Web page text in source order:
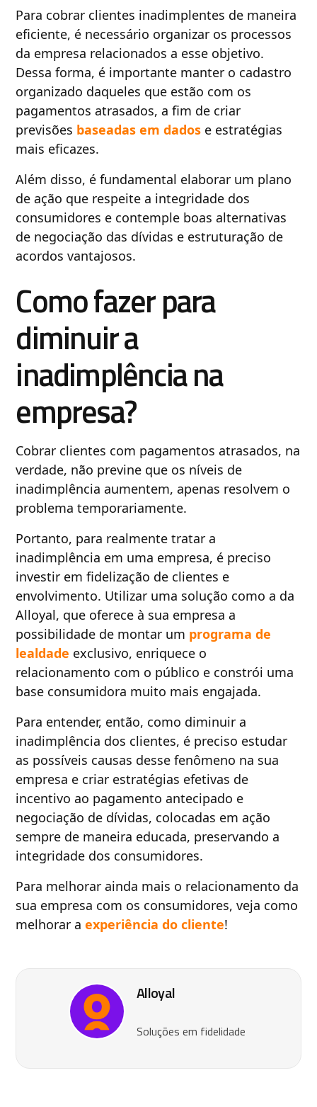
Para cobrar clientes inadimplentes de maneira
eficiente, é necessário organizar os processos
da empresa relacionados a esse objetivo.
Dessa forma, é importante manter o cadastro
organizado daqueles que estão com os
pagamentos atrasados, a fim de criar
previsões baseadas em dados e estratégias
mais eficazes.
Além disso, é fundamental elaborar um plano
de ação que respeite a integridade dos
consumidores e contemple boas alternativas
de negociação das dívidas e estruturação de
acordos vantajosos.
Como fazer para
diminuir a
inadimplência na
empresa?
Cobrar clientes com pagamentos atrasados, na
verdade, não previne que os níveis de
inadimplência aumentem, apenas resolvem o
problema temporariamente.
Portanto, para realmente tratar a
inadimplência em uma empresa, é preciso
investir em fidelização de clientes e
envolvimento. Utilizar uma solução como a da
Alloyal, que oferece à sua empresa a
possibilidade de montar um programa de
lealdade exclusivo, enriquece o
relacionamento com o público e constrói uma
base consumidora muito mais engajada.
Para entender, então, como diminuir a
inadimplência dos clientes, é preciso estudar
as possíveis causas desse fenômeno na sua
empresa e criar estratégias efetivas de
incentivo ao pagamento antecipado e
negociação de dívidas, colocadas em ação
sempre de maneira educada, preservando a
integridade dos consumidores.
Para melhorar ainda mais o relacionamento da
sua empresa com os consumidores, veja como
melhorar aexperiência do cliente!
Alloyal
Soluções em fidelidade